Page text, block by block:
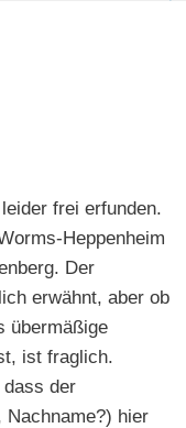
frei erfunden.
Heppenheim
Der
erwähnt, aber ob
übermäßige
ist fraglich.
dass der
Nachname?) hier